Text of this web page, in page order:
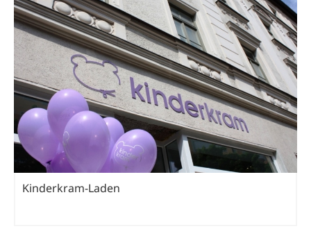
Kinderkram-Laden